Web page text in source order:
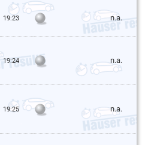
19:23 n.a.
19:24 n.a.
19:25 n.a.